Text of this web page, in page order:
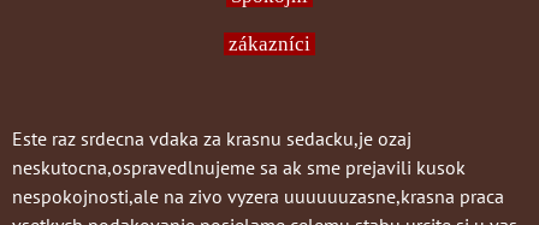
zákazníci
Este raz srdecna vdaka za krasnu sedacku,je ozaj
neskutocna,ospravedlnujeme sa ak sme prejavili kusok
nespokojnosti,ale na zivo vyzera uuuuuuzasne,krasna praca